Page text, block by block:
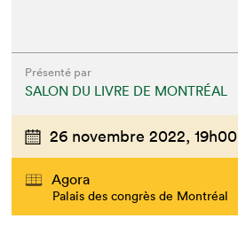
Présenté par
SALON DU LIVRE DE MONTRÉAL
26 novembre 2022, 19h00
Agora
Palais des congrès de Montréal